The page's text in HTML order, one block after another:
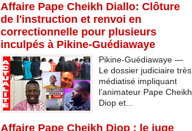
Affaire Pape Cheikh Diallo: Clôture
de l'instruction et renvoi en
correctionnelle pour plusieurs
inculpés à Pikine-Guédiawaye
Pikine-Guédiawaye —
Le dossier judiciaire très
médiatisé impliquant
l’animateur Pape Cheikh
Diop et...
Affaire Pape Cheikh Diop : le juge